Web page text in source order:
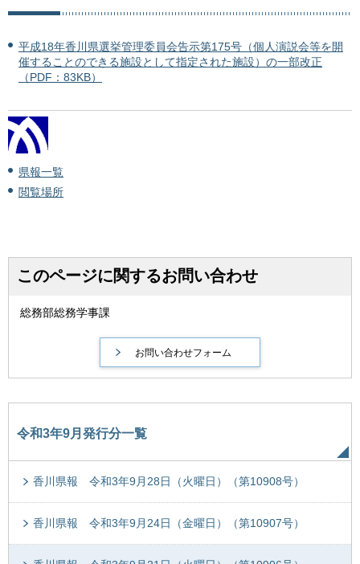
平成18年香川県選挙管理委員会告示第175号（個人演説会等を開
催することのできる施設として指定された施設）の一部改正
（PDF：83KB）
県報一覧
閲覧場所
このページに関するお問い合わせ
総務部総務学事課
令和3年9月発行分一覧
香川県報 令和3年9月28日（火曜日）（第10908号）
香川県報 令和3年9月24日（金曜日）（第10907号）